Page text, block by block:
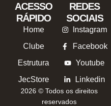
ACESSO
RÁPIDO
Home
Clube
Estrutura
JecStore
REDES
SOCIAIS
Instagram
Facebook
Youtube
Linkedin
2026 © Todos os direitos
reservados